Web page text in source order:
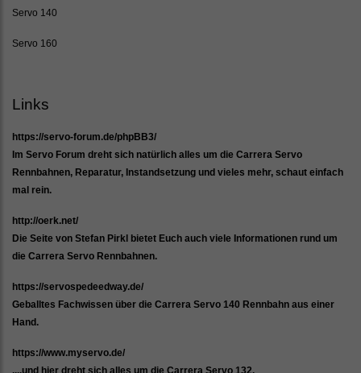
Servo 140
Servo 160
Links
https://servo-forum.de/phpBB3/
Im Servo Forum dreht sich natürlich alles um die Carrera Servo
Rennbahnen, Reparatur, Instandsetzung und vieles mehr, schaut einfach
mal rein.
http://oerk.net/
Die Seite von Stefan Pirkl bietet Euch auch viele Informationen rund um
die Carrera Servo Rennbahnen.
https://servospedeedway.de/
Geballtes Fachwissen über die Carrera Servo 140 Rennbahn aus einer
Hand.
https://www.myservo.de/
....und hier dreht sich alles um die Carrera Servo 132.